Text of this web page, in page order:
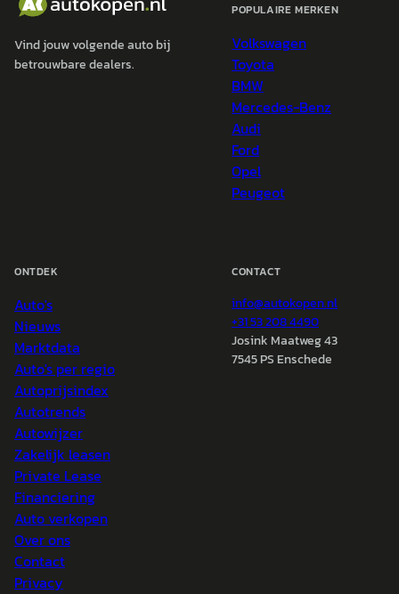
Vind jouw volgende auto bij
betrouwbare dealers.
POPULAIRE MERKEN
Volkswagen
Toyota
BMW
Mercedes-Benz
Audi
Ford
Opel
Peugeot
ONTDEK
Auto's
Nieuws
Marktdata
Auto's per regio
Autoprijsindex
Autotrends
Autowijzer
Zakelijk leasen
Private Lease
Financiering
Auto verkopen
Over ons
Contact
Privacy
CONTACT
info@autokopen.nl
+31 53 208 4490
Josink Maatweg 43
7545 PS Enschede